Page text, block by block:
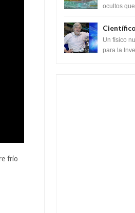
frío
crear el
ocultos
ayudado
prueba
Un físico
para la